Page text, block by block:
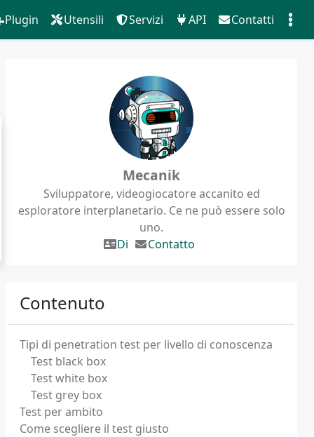
Plugin Utensili Servizi API Contatti
Mecanik
Sviluppatore, videogiocatore accanito ed
esploratore interplanetario. Ce ne può essere solo
uno.
Di
Contatto
Contenuto
Tipi di penetration test per livello di conoscenza
Test black box
Test white box
Test grey box
Test per ambito
Come scegliere il test giusto